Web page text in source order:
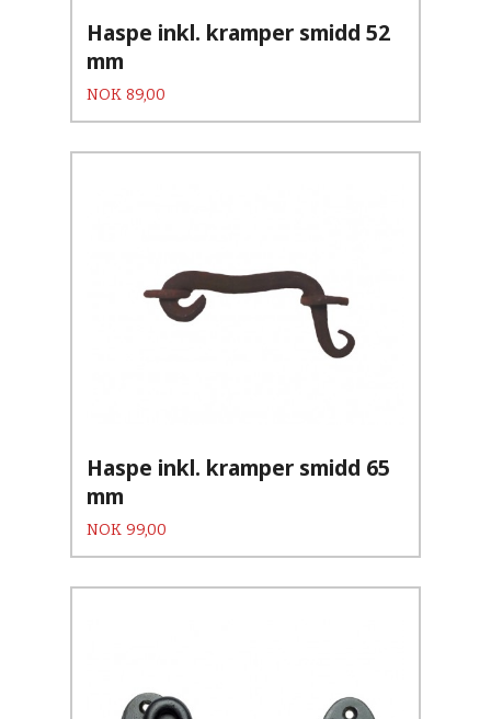
Haspe inkl. kramper smidd 52
mm
Pris
NOK 89,00
Haspe inkl. kramper smidd 65
mm
Pris
NOK 99,00